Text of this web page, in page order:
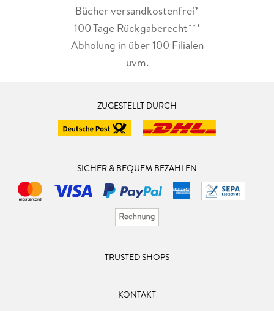
Bücher versandkostenfrei*
100 Tage Rückgaberecht***
Abholung in über 100 Filialen
uvm.
ZUGESTELLT DURCH
SICHER & BEQUEM BEZAHLEN
TRUSTED SHOPS
KONTAKT